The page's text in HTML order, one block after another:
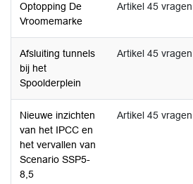
Optopping De
Vroomemarke
Artikel 45 vragen
Afsluiting tunnels
bij het
Spoolderplein
Artikel 45 vragen
Nieuwe inzichten
van het IPCC en
het vervallen van
Scenario SSP5-
8,5
Artikel 45 vragen